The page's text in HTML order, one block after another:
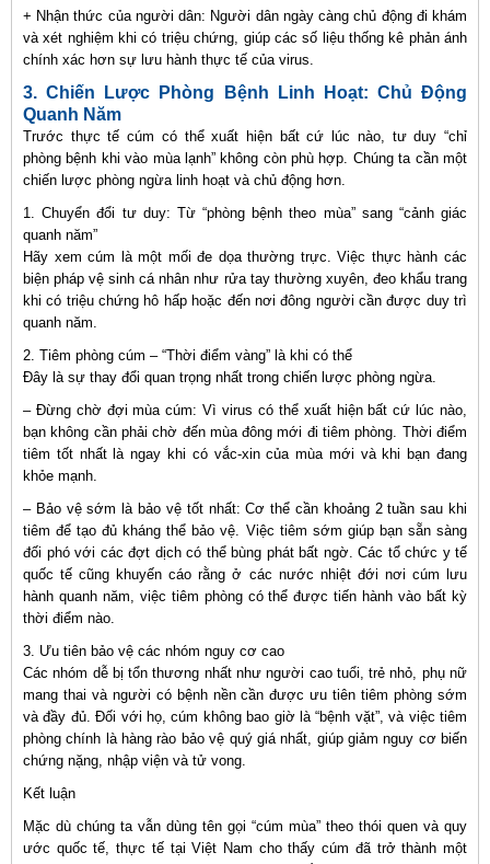
+ Nhận thức của người dân: Người dân ngày càng chủ động đi khám
và xét nghiệm khi có triệu chứng, giúp các số liệu thống kê phản ánh
chính xác hơn sự lưu hành thực tế của virus.
3. Chiến Lược Phòng Bệnh Linh Hoạt: Chủ Động
Quanh Năm
Trước thực tế cúm có thể xuất hiện bất cứ lúc nào, tư duy “chỉ
phòng bệnh khi vào mùa lạnh” không còn phù hợp. Chúng ta cần một
chiến lược phòng ngừa linh hoạt và chủ động hơn.
1. Chuyển đổi tư duy: Từ “phòng bệnh theo mùa” sang “cảnh giác
quanh năm”
Hãy xem cúm là một mối đe dọa thường trực. Việc thực hành các
biện pháp vệ sinh cá nhân như rửa tay thường xuyên, đeo khẩu trang
khi có triệu chứng hô hấp hoặc đến nơi đông người cần được duy trì
quanh năm.
2. Tiêm phòng cúm – “Thời điểm vàng” là khi có thể
Đây là sự thay đổi quan trọng nhất trong chiến lược phòng ngừa.
– Đừng chờ đợi mùa cúm: Vì virus có thể xuất hiện bất cứ lúc nào,
bạn không cần phải chờ đến mùa đông mới đi tiêm phòng. Thời điểm
tiêm tốt nhất là ngay khi có vắc-xin của mùa mới và khi bạn đang
khỏe mạnh.
– Bảo vệ sớm là bảo vệ tốt nhất: Cơ thể cần khoảng 2 tuần sau khi
tiêm để tạo đủ kháng thể bảo vệ. Việc tiêm sớm giúp bạn sẵn sàng
đối phó với các đợt dịch có thể bùng phát bất ngờ. Các tổ chức y tế
quốc tế cũng khuyến cáo rằng ở các nước nhiệt đới nơi cúm lưu
hành quanh năm, việc tiêm phòng có thể được tiến hành vào bất kỳ
thời điểm nào.
3. Ưu tiên bảo vệ các nhóm nguy cơ cao
Các nhóm dễ bị tổn thương nhất như người cao tuổi, trẻ nhỏ, phụ nữ
mang thai và người có bệnh nền cần được ưu tiên tiêm phòng sớm
và đầy đủ. Đối với họ, cúm không bao giờ là “bệnh vặt”, và việc tiêm
phòng chính là hàng rào bảo vệ quý giá nhất, giúp giảm nguy cơ biến
chứng nặng, nhập viện và tử vong.
Kết luận
Mặc dù chúng ta vẫn dùng tên gọi “cúm mùa” theo thói quen và quy
ước quốc tế, thực tế tại Việt Nam cho thấy cúm đã trở thành một